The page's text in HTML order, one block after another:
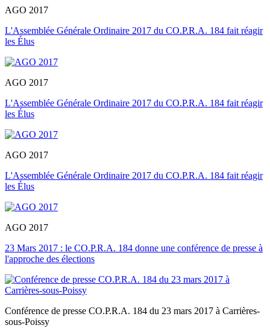
AGO 2017
L'Assemblée Générale Ordinaire 2017 du CO.P.R.A. 184 fait réagir
les Élus
AGO 2017
L'Assemblée Générale Ordinaire 2017 du CO.P.R.A. 184 fait réagir
les Élus
AGO 2017
L'Assemblée Générale Ordinaire 2017 du CO.P.R.A. 184 fait réagir
les Élus
AGO 2017
23 Mars 2017 : le CO.P.R.A. 184 donne une conférence de presse à
l'approche des élections
Conférence de presse CO.P.R.A. 184 du 23 mars 2017 à Carrières-
sous-Poissy